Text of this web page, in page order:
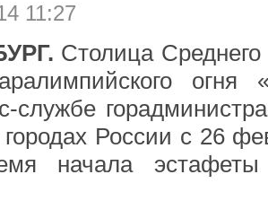
11:27
Столица Среднего
огня
городах России с 26
начала эстафеты